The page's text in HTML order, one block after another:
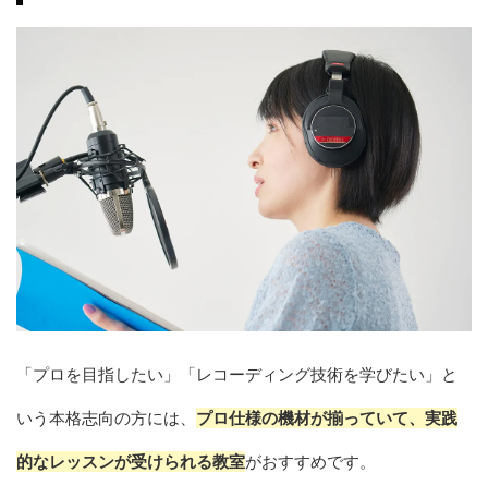
「プロを目指したい」「レコーディング技術を学びたい」と
いう本格志向の方には、 プロ仕様の機材が揃っていて、実践
的なレッスンが受けられる教室がおすすめです。